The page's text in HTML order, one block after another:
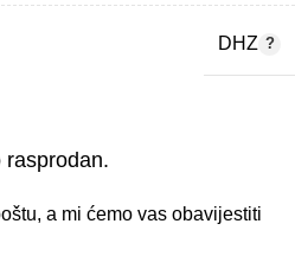
DHZ
rasprodan.
a mi ćemo vas obavijestiti